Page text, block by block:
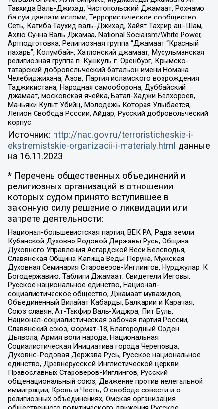
Тавхида Валь-Джихад, Чистопольский Джамаат, Рохнамо
ба суи давлати исломи, Террористическое сообщество
Сеть, Катиба Таухид валь-Джихад, Хайят Тахрир аш-Шам,
Ахлю Сунна Валь Джамаа, National Socialism/White Power,
Артподготовка, Религиозная группа “Джамаат “Красный
пахарь”, Колумбайн, Хатлонский джамаат, Мусульманская
религиозная группа п. Кушкуль г. Оренбург, Крымско-
татарский добровольческий батальон имени Номана
Челебиджихана, Азов, Партия исламского возрождения
Таджикистана, Народная самооборона, Дуббайский
джамаат, московская ячейка, Батал-Хаджи Белхороев,
Маньяки Культ Убийц, Молодёжь Которая Улыбается,
Легион Свобода России, Айдар, Русский добровольческий
корпус
Источник: http://nac.gov.ru/terroristicheskie-i-
ekstremistskie-organizacii-i-materialy.html данные
на 16.11.2023
* Перечень общественных объединений и
религиозных организаций в отношении
которых судом принято вступившее в
законную силу решение о ликвидации или
запрете деятельности:
Национал-большевистская партия, ВЕК РА, Рада земли
Кубанской Духовно Родовой Державы Русь, Община
Духовного Управления Асгардской Веси Беловодья,
Славянская Община Капища Веды Перуна, Мужская
Духовная Семинария Староверов-Инглингов, Нурджулар, К
Богодержавию, Таблиги Джамаат, Свидетели Иеговы,
Русское национальное единство, Национал-
социалистическое общество, Джамаат мувахидов,
Объединенный Вилайат Кабарды, Балкарии и Карачая,
Союз славян, Ат-Такфир Валь-Хиджра, Пит Буль,
Национал-социалистическая рабочая партия России,
Славянский союз, Формат-18, Благородный Орден
Дьявола, Армия воли народа, Национальная
Социалистическая Инициатива города Череповца,
Духовно-Родовая Держава Русь, Русское национальное
единство, Древнерусской Инглистической церкви
Православных Староверов-Инглингов, Русский
общенациональный союз, Движение против нелегальной
иммиграции, Кровь и Честь, О свободе совести и о
религиозных объединениях, Омская организация